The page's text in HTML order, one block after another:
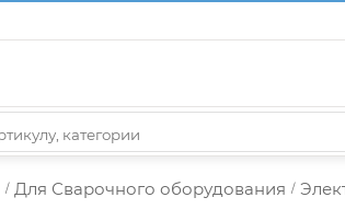
/ Для Сварочного оборудования /